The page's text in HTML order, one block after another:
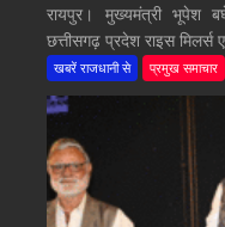
रायपुर। मुख्यमंत्री भूपेश
छत्तीसगढ़ प्रदेश राइस मिलर्स
खबरें राजधानी से प्रमुख समाचार